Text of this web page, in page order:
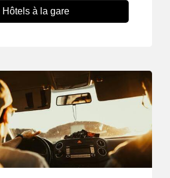
Hôtels à la gare